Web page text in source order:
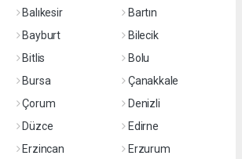
Balıkesir
Bartın
Bayburt
Bilecik
Bitlis
Bolu
Bursa
Çanakkale
Çorum
Denizli
Düzce
Edirne
Erzincan
Erzurum